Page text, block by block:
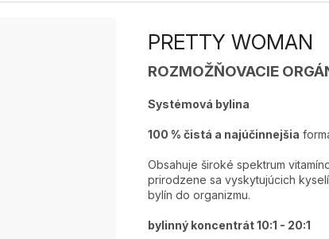
PRETTY WOMAN
ROZMOŽŇOVACIE
Systémová bylina
100 % čistá a najúčinnejšia
Obsahuje široké spektrum
prirodzene sa vyskytujúcich
bylín do organizmu.
bylinný koncentrát 10:1 - 20:1